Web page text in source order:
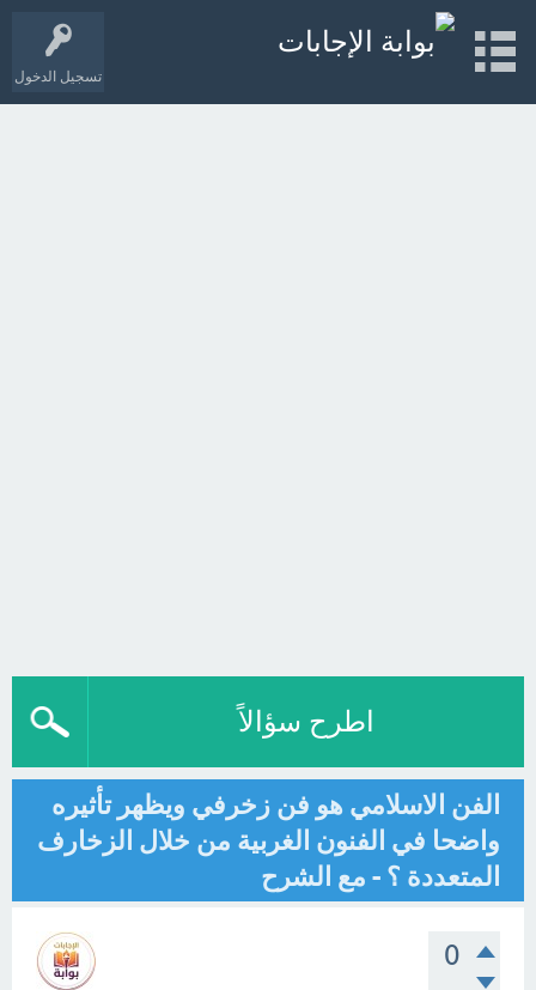
تسجيل الدخول
اطرح سؤالاً
الفن الاسلامي هو فن زخرفي ويظهر تأثيره
واضحا في الفنون الغربية من خلال الزخارف
المتعددة ؟ - مع الشرح
0